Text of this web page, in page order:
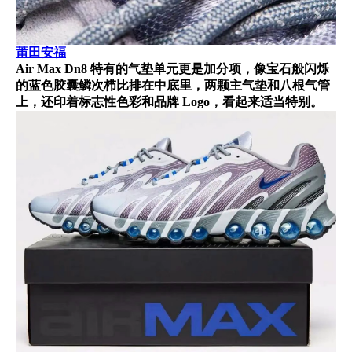
莆田安福
Air Max Dn8 特有的气垫单元更是加分项，像宝石般闪烁
的蓝色胶囊鳞次栉比排在中底里，两颗主气垫和八根气管
上，还印着标志性色彩和品牌 Logo，看起来适当特别。